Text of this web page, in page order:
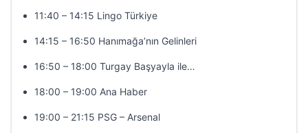
11:40 – 14:15 Lingo Türkiye
14:15 – 16:50 Hanımağa’nın Gelinleri
16:50 – 18:00 Turgay Başyayla ile…
18:00 – 19:00 Ana Haber
19:00 – 21:15 PSG – Arsenal